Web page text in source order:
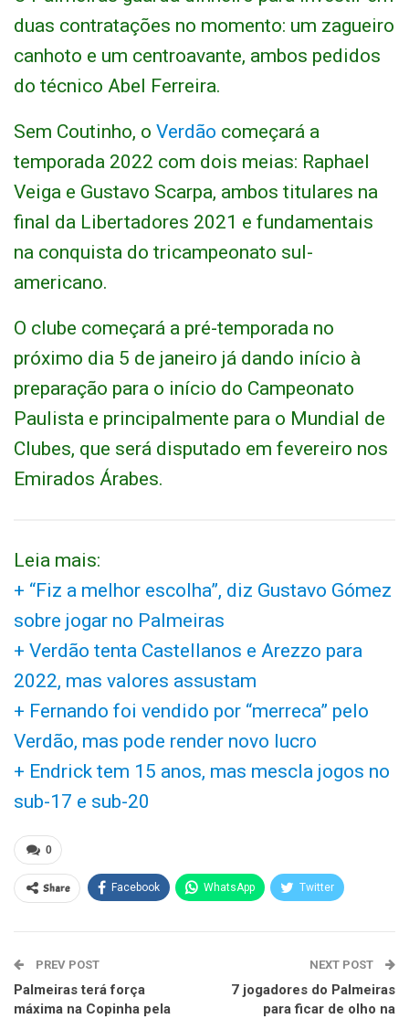
duas contratações no momento: um zagueiro
canhoto e um centroavante, ambos pedidos
do técnico Abel Ferreira.
Sem Coutinho, o Verdão começará a
temporada 2022 com dois meias: Raphael
Veiga e Gustavo Scarpa, ambos titulares na
final da Libertadores 2021 e fundamentais
na conquista do tricampeonato sul-
americano.
O clube começará a pré-temporada no
próximo dia 5 de janeiro já dando início à
preparação para o início do Campeonato
Paulista e principalmente para o Mundial de
Clubes, que será disputado em fevereiro nos
Emirados Árabes.
Leia mais:
+ “Fiz a melhor escolha”, diz Gustavo Gómez
sobre jogar no Palmeiras
+ Verdão tenta Castellanos e Arezzo para
2022, mas valores assustam
+ Fernando foi vendido por “merreca” pelo
Verdão, mas pode render novo lucro
+ Endrick tem 15 anos, mas mescla jogos no
sub-17 e sub-20
0
Share Facebook WhatsApp Twitter
PREV POST
Palmeiras terá força
máxima na Copinha pela
NEXT POST
7 jogadores do Palmeiras
para ficar de olho na